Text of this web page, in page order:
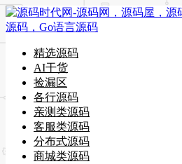
精选源码
AI干货
捡漏区
各行源码
亲测类源码
客服类源码
分布式源码
商城类源码